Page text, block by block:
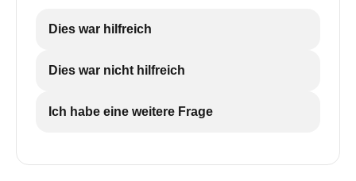
Dies war hilfreich
Dies war nicht hilfreich
Ich habe eine weitere Frage